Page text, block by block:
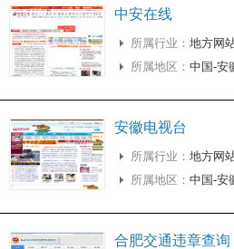
中安在线
所属行业： 地方网
所属地区： 中国-安
安徽电视台
所属行业： 地方网
所属地区： 中国-安
合肥交通违章查询